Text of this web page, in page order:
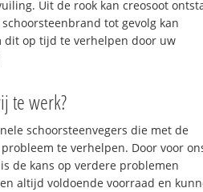
Uit de rook kan creosoot
tot gevolg kan
dit op tijd te verhelpen door uw
te werk?
schoorsteenvegers die met de
te verhelpen. Door voor
de kans op verdere problemen
altijd voldoende voorraad en